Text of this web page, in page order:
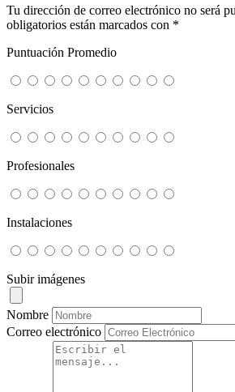
Tu dirección de correo electrónico no será
obligatorios están marcados con *
Puntuación Promedio
Servicios
Profesionales
Instalaciones
Subir imágenes
Nombre
Correo electrónico